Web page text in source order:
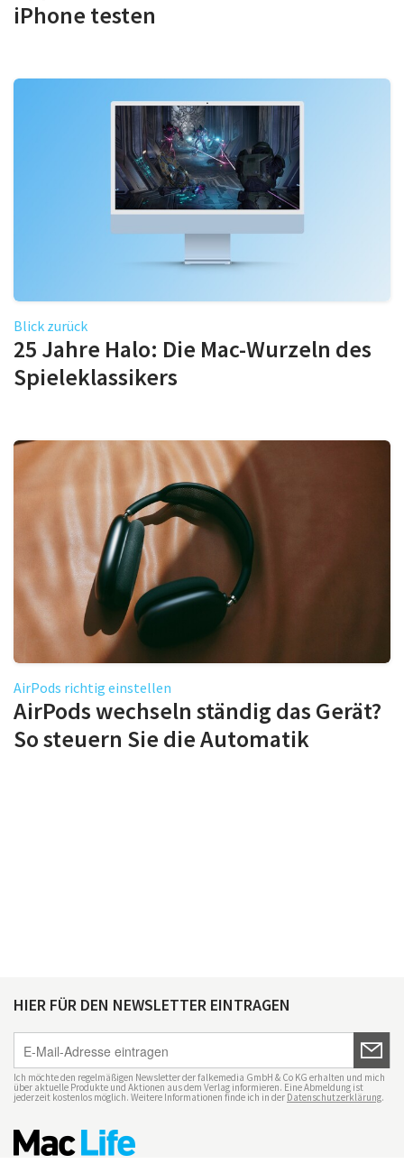
iPhone testen
Blick zurück
25 Jahre Halo: Die Mac-Wurzeln des
Spieleklassikers
AirPods richtig einstellen
AirPods wechseln ständig das Gerät?
So steuern Sie die Automatik
HIER FÜR DEN NEWSLETTER EINTRAGEN
Ich möchte den regelmäßigen Newsletter der falkemedia GmbH & Co KG erhalten und mich
über aktuelle Produkte und Aktionen aus dem Verlag informieren. Eine Abmeldung ist
jederzeit kostenlos möglich. Weitere Informationen finde ich in der Datenschutzerklärung.